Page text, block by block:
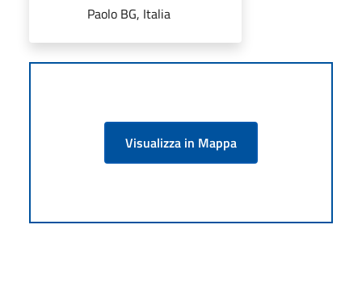
Paolo BG, Italia
Visualizza in Mappa